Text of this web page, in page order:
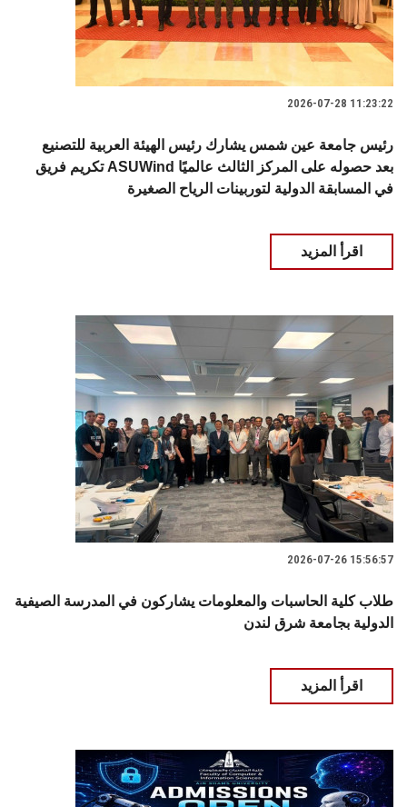
2026-07-28 11:23:22
رئيس جامعة عين شمس يشارك رئيس الهيئة العربية للتصنيع
تكريم فريق ASUWind بعد حصوله على المركز الثالث عالميًا
في المسابقة الدولية لتوربينات الرياح الصغيرة
اقرأ المزيد
2026-07-26 15:56:57
طلاب كلية الحاسبات والمعلومات يشاركون في المدرسة الصيفية
الدولية بجامعة شرق لندن
اقرأ المزيد